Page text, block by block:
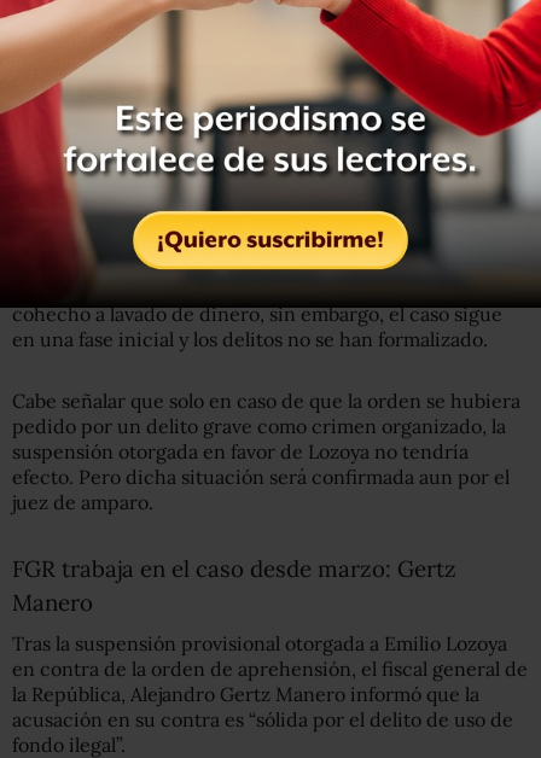
fertilizantes en 2014.
Animal Político
que en la investigación la
Fiscalía ha identificado operaciones presuntamente
irregulares con posibles empresas y prestanombres en
México y en el extranjero que habría beneficiado a
Lozoya, luego de dicha compra que habría perjudicado
las finanzas de Pemex.
Como resultado de dicha indagatoria la FGR ha
identificado la comisión de posibles delitos que van del
cohecho a lavado de dinero, sin embargo, el caso sigue
en una fase inicial y los delitos no se han formalizado.
Cabe señalar que solo en caso de que la orden se hubiera
pedido por un delito grave como crimen organizado, la
suspensión otorgada en favor de Lozoya no tendría
efecto. Pero dicha situación será confirmada aun por el
juez de amparo.
FGR trabaja en el caso desde marzo: Gertz
Manero
Tras la suspensión provisional otorgada a Emilio Lozoya
en contra de la orden de aprehensión, el fiscal general de
la República, Alejandro Gertz Manero informó que la
acusación en su contra es “sólida por el delito de uso de
fondo ilegal”.